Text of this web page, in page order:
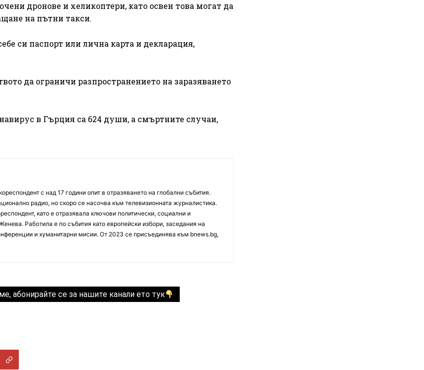
дронове и хеликоптери, като освен това могат да
на пътни такси.
си паспорт или лична карта и декларация,
да ограничи разпространението на заразяването
в Гърция са 624 души, а смъртните случаи,
с над 17 години опит в отразяването на глобални събития.
радио, но скоро се насочва към телевизионната журналистика.
като е отразявала ключови политически, социални и
Работила е по събития като европейски избори, заседания на
и хуманитарни мисии. От 2023 се присъединява към bnews.bg,
абонирайте се за нашите канали ето тук